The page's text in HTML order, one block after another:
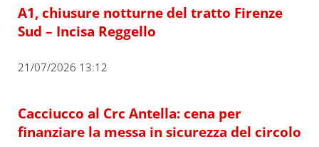
A1, chiusure notturne del tratto Firenze
Sud – Incisa Reggello
21/07/2026 13:12
Cacciucco al Crc Antella: cena per
finanziare la messa in sicurezza del circolo